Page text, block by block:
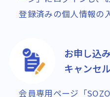
登録済みの個人情報の
お申し込
キャンセ
会員専用ページ「